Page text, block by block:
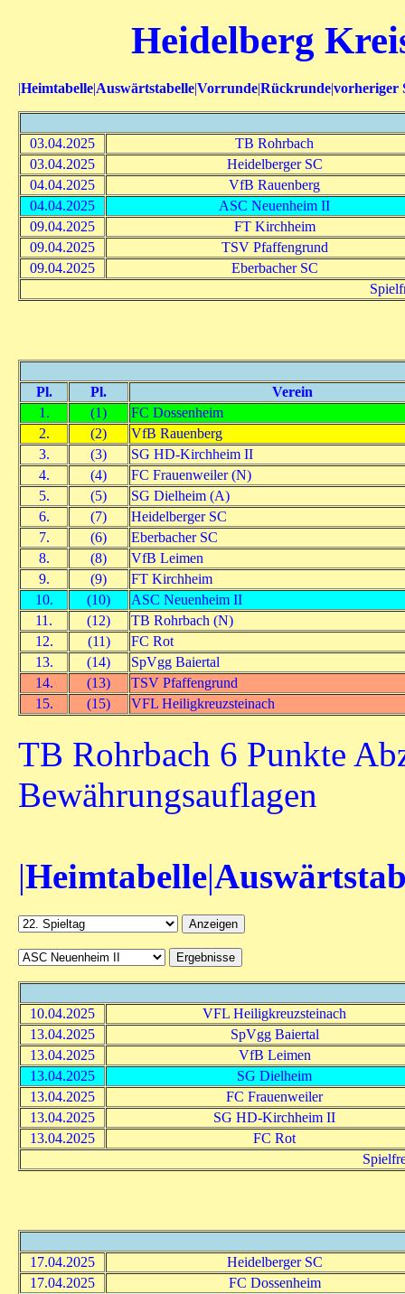
Heidelberg
|Heimtabelle|Auswärtstabelle|Vorrunde|Rückrunde|vorheriger
03.04.2025
TB Rohrbach
03.04.2025
Heidelberger SC
04.04.2025
VfB Rauenberg
04.04.2025
ASC Neuenheim II
09.04.2025
FT Kirchheim
09.04.2025
TSV Pfaffengrund
09.04.2025
Eberbacher SC
Pl. Pl.
Verein
1.
(1)
FC Dossenheim
2.
(2)
VfB Rauenberg
3.
(3)
SG HD-Kirchheim II
4.
(4)
FC Frauenweiler (N)
5.
(5)
SG Dielheim (A)
6.
(7)
Heidelberger SC
7.
(6)
Eberbacher SC
8.
(8)
VfB Leimen
9.
(9)
FT Kirchheim
10.
(10)
ASC Neuenheim II
11.
(12)
TB Rohrbach (N)
12.
(11)
FC Rot
13.
(14)
SpVgg Baiertal
14.
(13)
TSV Pfaffengrund
15.
(15) VFL Heiligkreuzsteinach
TB Rohrbach 6 Punkte
Bewährungsauflagen
|Heimtabelle|
10.04.2025
VFL Heiligkreuzsteinach
13.04.2025
SpVgg Baiertal
13.04.2025
VfB Leimen
13.04.2025
SG Dielheim
13.04.2025
FC Frauenweiler
13.04.2025
SG HD-Kirchheim II
13.04.2025
FC Rot
17.04.2025
Heidelberger SC
17.04.2025
FC Dossenheim